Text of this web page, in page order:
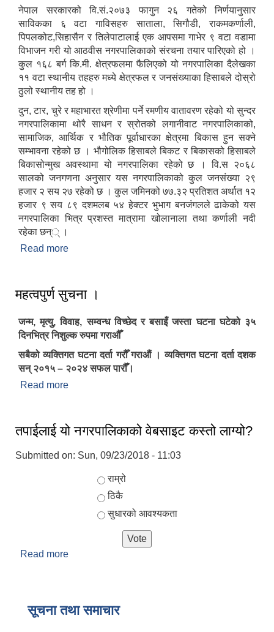
शिक्षक सरुवा सम्बन्धी सूचना।
नेपाल सरकारको वि.सं.२०७३ फागुन २६ गतेको निर्णयानुसार
साविकका ६ वटा गाविसहरु साताला, सिगौडी, राकमकर्णाली,
पिपलकोट,सिहासैन र तिलेपाटालाई एक आपसमा गाभेर ९ वटा वडामा
विभाजन गरी यो आठवीस नगरपालिकाको संरचना तयार पारिएको हो ।
कुल १६८ बर्ग कि.मी. क्षेत्रफलमा फैलिएको यो नगरपालिका दैलेखका
११ वटा स्थानीय तहहरु मध्ये क्षेत्रफल र जनसंख्याका हिसाबले दोस्रो
ठुलो स्थानीय तह हो ।
दुन, टार, चुरे र महाभारत श्रेणीमा पर्ने रमणीय वातावरण रहेको यो सुन्दर
नगरपालिकामा थोरै साधन र स्रोतको लगानीवाट नगरपालिकाको,
सामाजिक, आर्थिक र भौतिक पूर्वाधारका क्षेत्रमा बिकास हुन सक्ने
सम्भावना रहेको छ । भौगोलिक हिसाबले बिकट र बिकासको हिसाबले
बिकासोन्मुख अवस्थामा यो नगरपालिका रहेको छ । वि.स २०६८
सालको जनगणना अनुसार यस नगरपालिकाको कुल जनसंख्या २९
हजार २ सय २७ रहेको छ । कुल जमिनको ७७.३२ प्रतिशत अर्थात १२
हजार ९ सय ८९ दशमलब ५४ हेक्टर भुभाग बनजंगलले ढाकेको यस
नगरपालिका भित्र प्रशस्त मात्रामा खोलानाला तथा कर्णाली नदी
रहेका छन्् ।
Read more
महत्वपुर्ण सुचना ।
जन्म, मृत्यु, विवाह, सम्वन्ध विच्छेद र बसाइँ जस्ता घटना घटेको ३५
दिनभित्र निशुल्क रुपमा गराऔँ
सबैको व्यक्तिगत घटना दर्ता गरौँ गराऔं । व्यक्तिगत घटना दर्ता दशक
सन् २०१५ – २०२४ सफल पारौँ।
Read more
तपाईलाई यो नगरपालिकाको वेबसाइट कस्तो लाग्यो?
Submitted on: Sun, 09/23/2018 - 11:03
Choices
राम्रो
ठिकै
सुधारको आवश्यकता
Read more
सूचना तथा समाचार